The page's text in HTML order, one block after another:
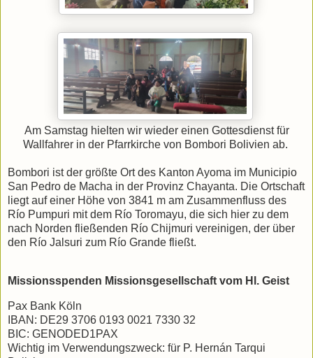
Am Samstag hielten wir wieder einen Gottesdienst für
Wallfahrer in der Pfarrkirche von Bombori Bolivien ab.
Bombori ist der größte Ort des Kanton Ayoma im Municipio
San Pedro de Macha in der Provinz Chayanta. Die Ortschaft
liegt auf einer Höhe von 3841 m am Zusammenfluss des
Río Pumpuri mit dem Río Toromayu, die sich hier zu dem
nach Norden fließenden Río Chijmuri vereinigen, der über
den Río Jalsuri zum Río Grande fließt.
Missionsspenden Missionsgesellschaft vom Hl. Geist
Pax Bank Köln
IBAN: DE29 3706 0193 0021 7330 32
BIC: GENODED1PAX
Wichtig im Verwendungszweck: für P. Hernán Tarqui